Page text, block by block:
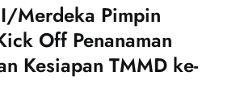
Merdeka Pimpin
Off Penanaman
Kesiapan TMMD ke-